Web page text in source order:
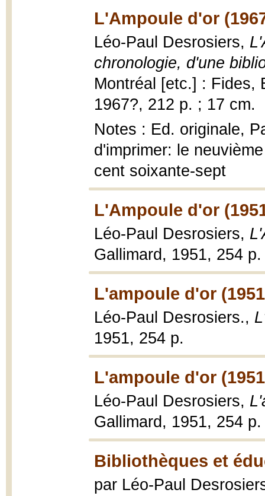
L'Ampoule d'or
Léo-Paul Desrosiers,
chronologie, d'une
Montréal [etc.] : Fides,
1967?, 212 p. ; 17 cm.
Notes : Ed. originale,
d'imprimer: le
cent soixante-sept
L'Ampoule d'or
Léo-Paul Desrosiers,
Gallimard, 1951, 254 p.
L'ampoule d'or
Léo-Paul Desrosiers.,
1951, 254 p.
L'ampoule d'or
Léo-Paul Desrosiers,
Gallimard, 1951, 254
Bibliothèques et
par Léo-Paul